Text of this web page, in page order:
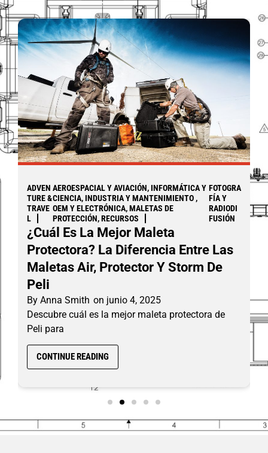
ADVEN
TURE &
TRAVE
L
AEROESPACIAL Y AVIACIÓN, INFORMÁTICA Y
CIENCIA, INDUSTRIA Y MANTENIMIENTO ,
OEM Y ELECTRÓNICA, MALETAS DE
PROTECCIÓN, RECURSOS
FOTOGRA
FÍA Y
RADIODI
FUSIÓN
¿Cuál Es La Mejor Maleta
Protectora? La Diferencia Entre Las
Maletas Air, Protector Y Storm De
Peli
By Anna Smith on junio 4, 2025
Descubre cuál es la mejor maleta protectora de
Peli para
CONTINUE READING